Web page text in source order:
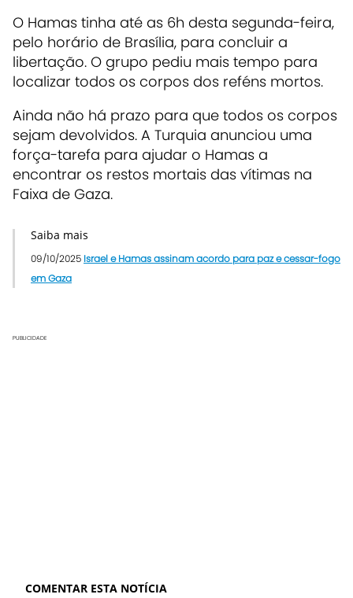
O Hamas tinha até as 6h desta segunda-feira,
pelo horário de Brasília, para concluir a
libertação. O grupo pediu mais tempo para
localizar todos os corpos dos reféns mortos.
Ainda não há prazo para que todos os corpos
sejam devolvidos. A Turquia anunciou uma
força-tarefa para ajudar o Hamas a
encontrar os restos mortais das vítimas na
Faixa de Gaza.
Saiba mais
09/10/2025 Israel e Hamas assinam acordo para paz e cessar-fogo
em Gaza
PUBLICIDADE
COMENTAR ESTA NOTÍCIA